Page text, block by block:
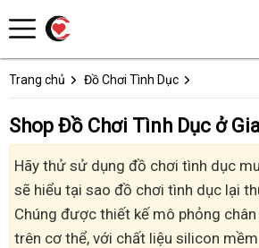
Trang chủ Đồ Chơi Tình Dục
Shop Đồ Chơi Tình Dục ở
Hãy thử sử dụng đồ chơi tình dục
sẽ hiểu tại sao đồ chơi tình dục lại
Chúng được thiết kế mô phỏng
trên cơ thể, với chất liệu silicon